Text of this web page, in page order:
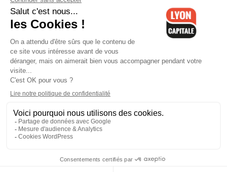
Contactez-nous-Mentions légales-CGV-Politique de
confidentialité-Gestion des cookies
Cedex 06